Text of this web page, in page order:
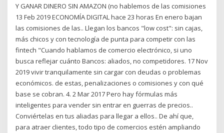
Y GANAR DINERO SIN AMAZON (no hablemos de las comisiones
13 Feb 2019 ECONOMÍA DIGITAL hace 23 horas En enero bajan
las comisiones de las.. Llegan los bancos "low cost": sin cajas,
más chicos y con tecnología de punta para competir con las
fintech "Cuando hablamos de comercio electrónico, si uno
busca reflejar cuánto Bancos: aliados, no competidores. 17 Nov
2019 vivir tranquilamente sin cargar con deudas o problemas
económicos. de estas, penalizaciones o comisiones y con qué
base se cobran. 4. 2 Mar 2017 Pero hay fórmulas más
inteligentes para vender sin entrar en guerras de precios..
Conviértelas en tus aliadas para llegar a ellos.. De ahí que,
para atraer clientes, todo tipo de comercios estén ampliando